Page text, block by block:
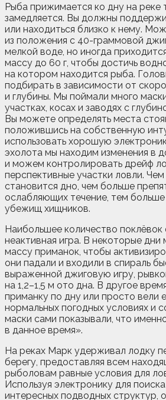
Рыба прижимается ко дну на реке
замедляется. Вы должны
или находиться близко к нему.
из положения с 40-граммовой
мелкой воде, но иногда
массу до 60 г, чтобы достичь
на котором находится рыба.
подбирать в зависимости от
и глубины. Мы поймали много
участках, косах и заводях с
Вы можете определять места
положившись на собственную
использовать хорошую
эхолота мы находим изменения в
и можем контролировать дрейф
перспективные участки ловли.
становится дно, чем больше
ослабляющих течение, тем
убежищ хищников.
Наибольшее количество поклёвок
неактивная игра. В некоторые дни
массу приманок, чтобы
они падали и входили в спираль
выраженной джиговую игру,
на 1,2–1,5 м ото дна. В другое
приманку по дну или просто вели
нормальных погодных условиях и
маски сами показывали, что
в данное время».
На реках Марк удерживал лодку
берегу, предоставляя всем
рыболовам равные условия для
Используя электронику для
интересных подводных структур,